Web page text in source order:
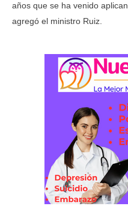
años que se ha venido
agregó el ministro Ruiz.